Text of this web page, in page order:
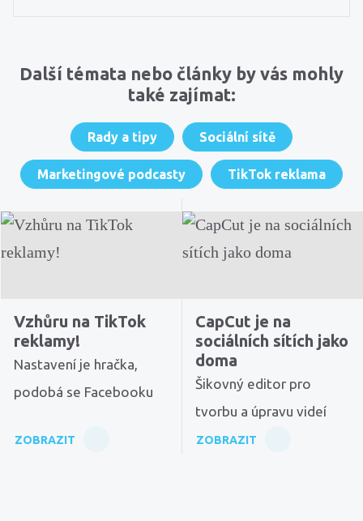
Další témata nebo články by vás mohly
také zajímat:
Rady a tipy Sociální sítě
Marketingové podcasty TikTok reklama
Vzhůru na TikTok
reklamy!
Nastavení je hračka,
podobá se Facebooku
ZOBRAZIT
CapCut je na
sociálních sítích jako
doma
Šikovný editor pro
tvorbu a úpravu videí
ZOBRAZIT